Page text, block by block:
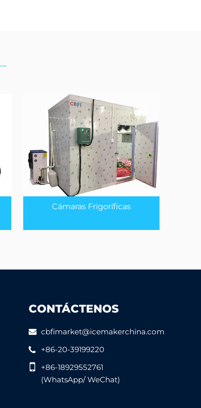
Cámaras Frigoríficas
CONTÁCTENOS
cbfimarket@icemakerchina.com
+86-20-39199220
+86-18929552761
(WhatsApp/ WeChat)